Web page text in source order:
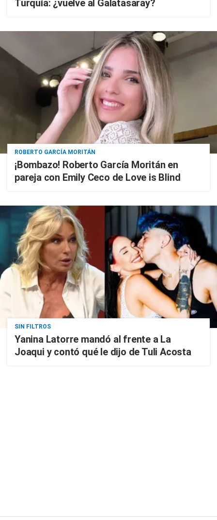
Turquía: ¿vuelve al Galatasaray?
ROBERTO GARCÍA MORITÁN
¡Bombazo! Roberto García Moritán en
pareja con Emily Ceco de Love is Blind
SIN FILTROS
Yanina Latorre mandó al frente a La
Joaqui y contó qué le dijo de Tuli Acosta